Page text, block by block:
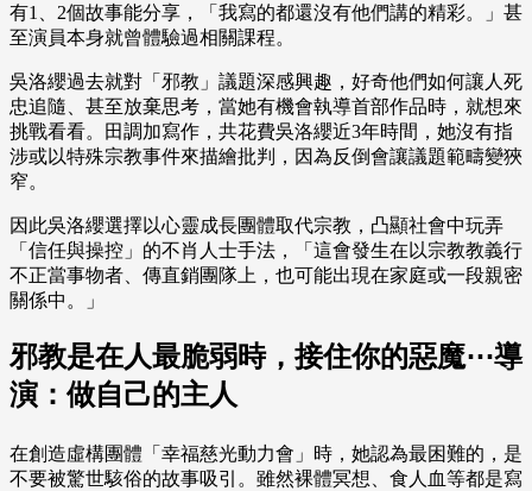
有1、2個故事能分享，「我寫的都還沒有他們講的精彩。」甚
至演員本身就曾體驗過相關課程。
吳洛纓過去就對「邪教」議題深感興趣，好奇他們如何讓人死
忠追隨、甚至放棄思考，當她有機會執導首部作品時，就想來
挑戰看看。田調加寫作，共花費吳洛纓近3年時間，她沒有指
涉或以特殊宗教事件來描繪批判，因為反倒會讓議題範疇變狹
窄。
因此吳洛纓選擇以心靈成長團體取代宗教，凸顯社會中玩弄
「信任與操控」的不肖人士手法，「這會發生在以宗教教義行
不正當事物者、傳直銷團隊上，也可能出現在家庭或一段親密
關係中。」
邪教是在人最脆弱時，接住你的惡魔⋯導
演：做自己的主人
在創造虛構團體「幸福慈光動力會」時，她認為最困難的，是
不要被驚世駭俗的故事吸引。雖然裸體冥想、食人血等都是寫